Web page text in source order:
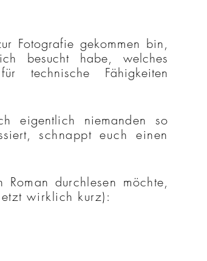
Fotografie gekommen bin,
besucht habe, welches
technische Fähigkeiten
eigentlich niemanden so
schnappteuch einen
Roman durchlesen möchte,
wirklich kurz):